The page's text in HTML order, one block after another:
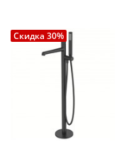
Скидка 30%